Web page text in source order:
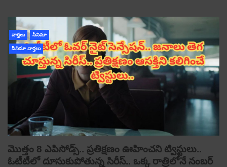
వార్తలు సినిమా
సినిమా వార్తలు
మొత్తం 8 ఎపిసోడ్స్.. ప్రతిక్షణం ఊహించని ట్విస్టులు..
ఓటీటీలో దూసుకుపోతున్న సిరీస్.. ఒక్క రాత్రిలోనే నంబర్